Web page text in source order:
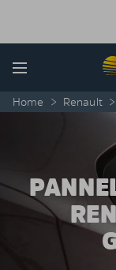
Menu
Home > Renault >